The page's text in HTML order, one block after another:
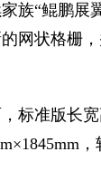
族“鲲鹏展
网状格栅
标准版长宽